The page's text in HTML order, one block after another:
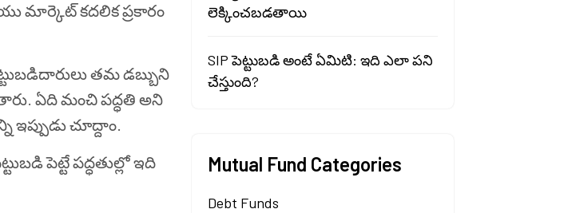
మార్కెట్ కదలిక ప్రకారం
తమ డబ్బుని
ఏది మంచి పద్ధతి అని
చూద్దాం.
పెట్టే పద్ధతుల్లో ఇది
లెక్కించబడతాయి
SIP పెట్టుబడి అంటే ఏమిటి: ఇది ఎలా పని
చేస్తుంది?
Mutual Fund Categories
Debt Funds